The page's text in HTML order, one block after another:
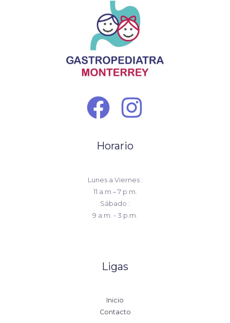
Horario
Lunes a Viernes :
11 a.m – 7 p.m.
Sábado :
9 a.m. - 3 p.m.
Ligas
Inicio
Contacto